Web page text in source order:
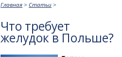
Главная > Статьи >
Что требует
желудок в Польше?